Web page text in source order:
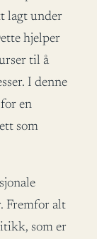
lagt under
hjelper
til å
I denne
en
som
Fremfor alt
som er